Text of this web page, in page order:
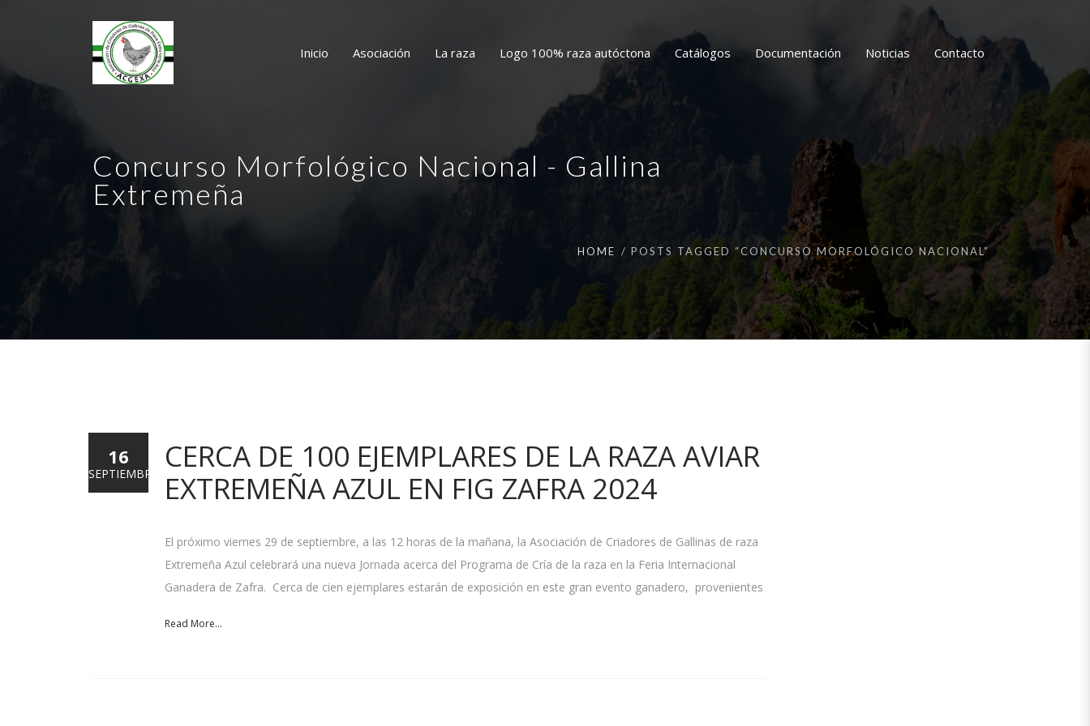
Inicio Asociación La raza Logo 100% raza autóctona Catálogos Documentación Noticias Contacto
Concurso Morfológico Nacional - Gallina
Extremeña
HOME POSTS TAGGED “CONCURSO MORFOLÓGICO NACIONAL”
CERCA DE 100 EJEMPLARES DE LA RAZA AVIAR
EXTREMEÑA AZUL EN FIG ZAFRA 2024
El próximo viernes 29 de septiembre, a las 12 horas de la mañana, la Asociación de Criadores de Gallinas de raza
Extremeña Azul celebrará una nueva Jornada acerca del Programa de Cría de la raza en la Feria Internacional
Ganadera de Zafra. Cerca de cien ejemplares estarán de exposición en este gran evento ganadero, provenientes
Read More...
16
SEPTIEMBRE